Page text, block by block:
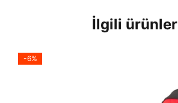
İlgili ürünler
-6%